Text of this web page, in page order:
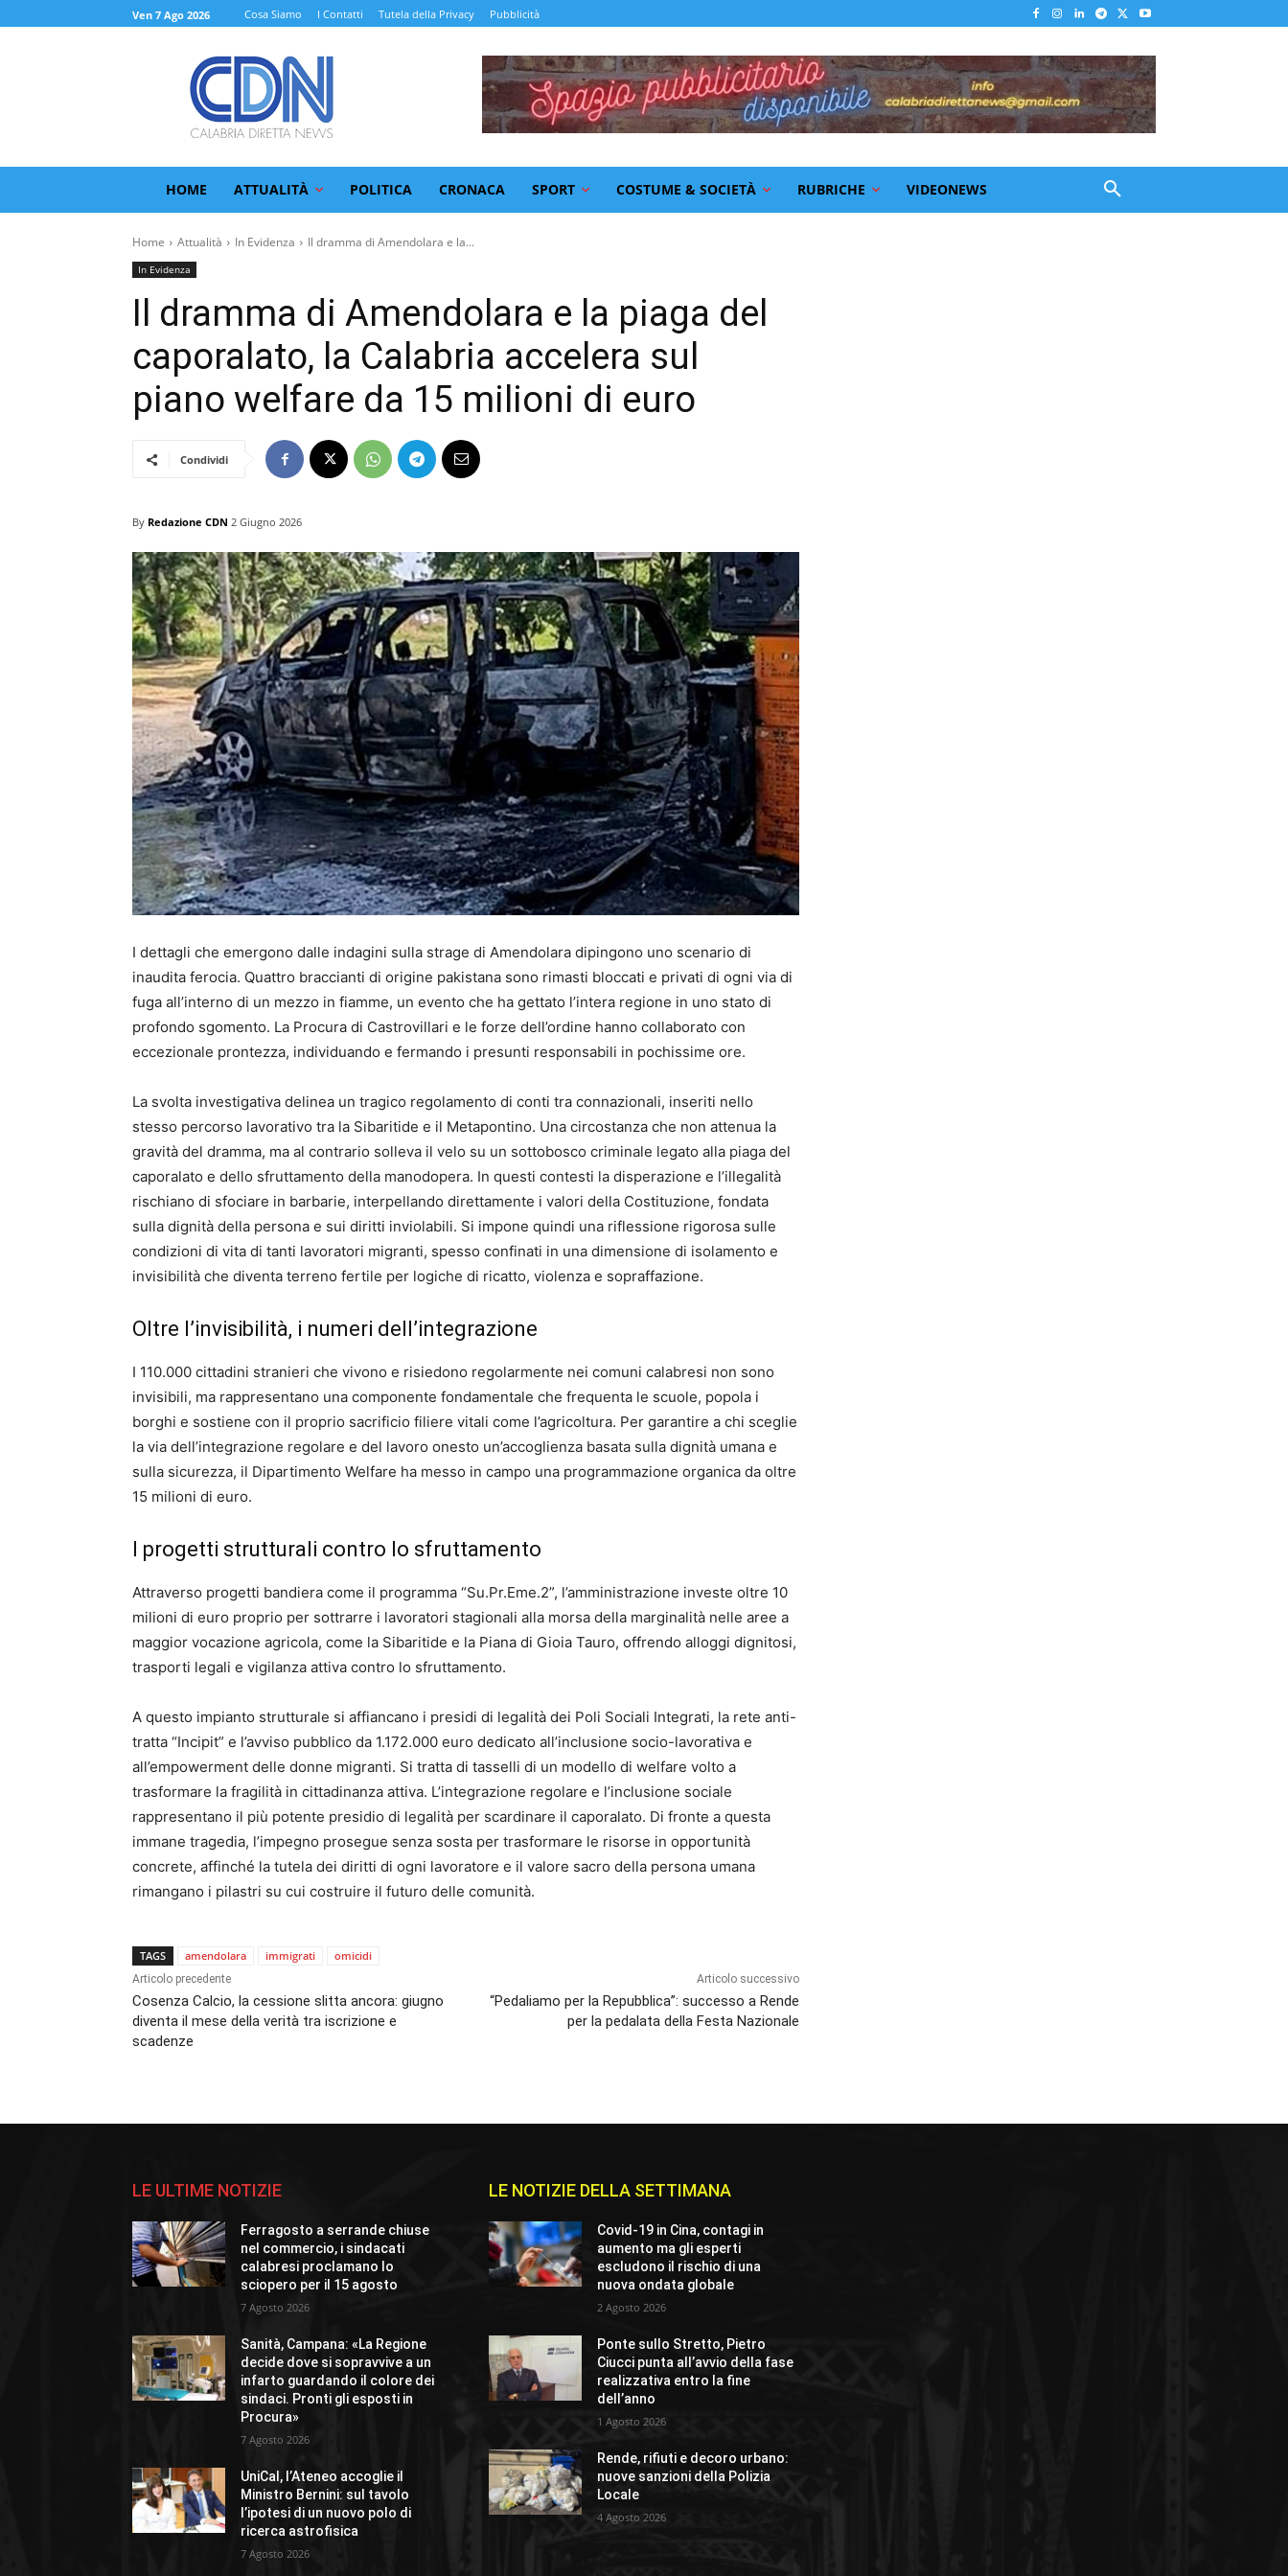
Ven 7 Ago 2026 Cosa Siamo I Contatti Tutela della Privacy Pubblicità
HOME ATTUALITÀ POLITICA CRONACA SPORT COSTUME & SOCIETÀ RUBRICHE VIDEONEWS
Home Attualità In Evidenza Il dramma di Amendolara e la...
In Evidenza
Il dramma di Amendolara e la piaga del
caporalato, la Calabria accelera sul
piano welfare da 15 milioni di euro
Condividi
By Redazione CDN 2 Giugno 2026
I dettagli che emergono dalle indagini sulla strage di Amendolara dipingono uno scenario di
inaudita ferocia. Quattro braccianti di origine pakistana sono rimasti bloccati e privati di ogni via di
fuga all’interno di un mezzo in fiamme, un evento che ha gettato l’intera regione in uno stato di
profondo sgomento. La Procura di Castrovillari e le forze dell’ordine hanno collaborato con
eccezionale prontezza, individuando e fermando i presunti responsabili in pochissime ore.
La svolta investigativa delinea un tragico regolamento di conti tra connazionali, inseriti nello
stesso percorso lavorativo tra la Sibaritide e il Metapontino. Una circostanza che non attenua la
gravità del dramma, ma al contrario solleva il velo su un sottobosco criminale legato alla piaga del
caporalato e dello sfruttamento della manodopera. In questi contesti la disperazione e l’illegalità
rischiano di sfociare in barbarie, interpellando direttamente i valori della Costituzione, fondata
sulla dignità della persona e sui diritti inviolabili. Si impone quindi una riflessione rigorosa sulle
condizioni di vita di tanti lavoratori migranti, spesso confinati in una dimensione di isolamento e
invisibilità che diventa terreno fertile per logiche di ricatto, violenza e sopraffazione.
Oltre l’invisibilità, i numeri dell’integrazione
I 110.000 cittadini stranieri che vivono e risiedono regolarmente nei comuni calabresi non sono
invisibili, ma rappresentano una componente fondamentale che frequenta le scuole, popola i
borghi e sostiene con il proprio sacrificio filiere vitali come l’agricoltura. Per garantire a chi sceglie
la via dell’integrazione regolare e del lavoro onesto un’accoglienza basata sulla dignità umana e
sulla sicurezza, il Dipartimento Welfare ha messo in campo una programmazione organica da oltre
15 milioni di euro.
I progetti strutturali contro lo sfruttamento
Attraverso progetti bandiera come il programma “Su.Pr.Eme.2”, l’amministrazione investe oltre 10
milioni di euro proprio per sottrarre i lavoratori stagionali alla morsa della marginalità nelle aree a
maggior vocazione agricola, come la Sibaritide e la Piana di Gioia Tauro, offrendo alloggi dignitosi,
trasporti legali e vigilanza attiva contro lo sfruttamento.
A questo impianto strutturale si affiancano i presidi di legalità dei Poli Sociali Integrati, la rete anti-
tratta “Incipit” e l’avviso pubblico da 1.172.000 euro dedicato all’inclusione socio-lavorativa e
all’empowerment delle donne migranti. Si tratta di tasselli di un modello di welfare volto a
trasformare la fragilità in cittadinanza attiva. L’integrazione regolare e l’inclusione sociale
rappresentano il più potente presidio di legalità per scardinare il caporalato. Di fronte a questa
immane tragedia, l’impegno prosegue senza sosta per trasformare le risorse in opportunità
concrete, affinché la tutela dei diritti di ogni lavoratore e il valore sacro della persona umana
rimangano i pilastri su cui costruire il futuro delle comunità.
TAGS amendolara immigrati omicidi
Articolo precedente
Cosenza Calcio, la cessione slitta ancora: giugno
diventa il mese della verità tra iscrizione e
scadenze
Articolo successivo
“Pedaliamo per la Repubblica”: successo a Rende
per la pedalata della Festa Nazionale
LE ULTIME NOTIZIE
Ferragosto a serrande chiuse
nel commercio, i sindacati
calabresi proclamano lo
sciopero per il 15 agosto
7 Agosto 2026
Sanità, Campana: «La Regione
decide dove si sopravvive a un
infarto guardando il colore dei
sindaci. Pronti gli esposti in
Procura»
7 Agosto 2026
UniCal, l’Ateneo accoglie il
Ministro Bernini: sul tavolo
l’ipotesi di un nuovo polo di
ricerca astrofisica
7 Agosto 2026
LE NOTIZIE DELLA SETTIMANA
Covid-19 in Cina, contagi in
aumento ma gli esperti
escludono il rischio di una
nuova ondata globale
2 Agosto 2026
Ponte sullo Stretto, Pietro
Ciucci punta all’avvio della fase
realizzativa entro la fine
dell’anno
1 Agosto 2026
Rende, rifiuti e decoro urbano:
nuove sanzioni della Polizia
Locale
4 Agosto 2026